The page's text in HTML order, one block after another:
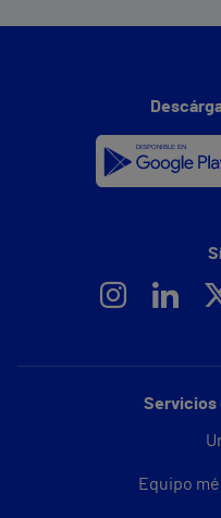
Servicios
Equipo